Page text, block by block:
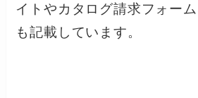
イトやカタログ請求フォー
も記載しています。